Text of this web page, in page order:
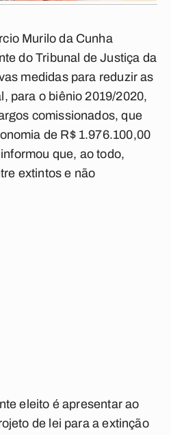
Murilo da Cunha
do Tribunal de Justiça da
medidas para reduzir as
para o biênio 2019/2020,
comissionados, que
de R$ 1.976.100,00
que, ao todo,
extintos e não
eleito é apresentar ao
de lei para a extinção